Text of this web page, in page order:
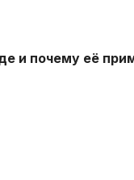
и почему её